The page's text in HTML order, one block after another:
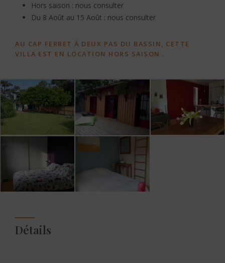
Hors saison : nous consulter
Du 8 Août au 15 Août : nous consulter
AU CAP FERRET À DEUX PAS DU BASSIN, CETTE
VILLA EST EN LOCATION HORS SAISON .
Détails